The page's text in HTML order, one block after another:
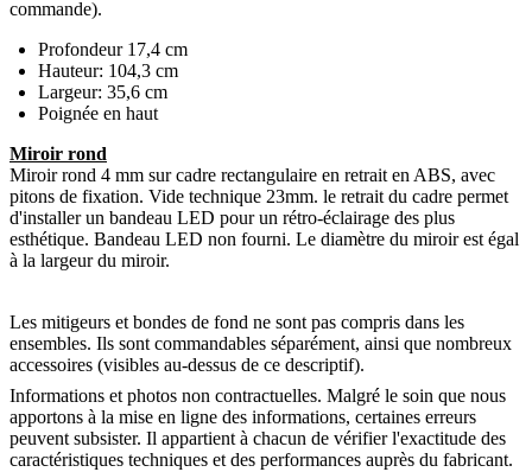
commande).
Profondeur 17,4 cm
Hauteur: 104,3 cm
Largeur: 35,6 cm
Poignée en haut
Miroir rond
Miroir rond 4 mm sur cadre rectangulaire en retrait en ABS, avec
pitons de fixation. Vide technique 23mm. le retrait du cadre permet
d'installer un bandeau LED pour un rétro-éclairage des plus
esthétique. Bandeau LED non fourni. Le diamètre du miroir est égal
à la largeur du miroir.
Les mitigeurs et bondes de fond ne sont pas compris dans les
ensembles. Ils sont commandables séparément, ainsi que nombreux
accessoires (visibles au-dessus de ce descriptif).
Informations et photos non contractuelles. Malgré le soin que nous
apportons à la mise en ligne des informations, certaines erreurs
peuvent subsister. Il appartient à chacun de vérifier l'exactitude des
caractéristiques techniques et des performances auprès du fabricant.